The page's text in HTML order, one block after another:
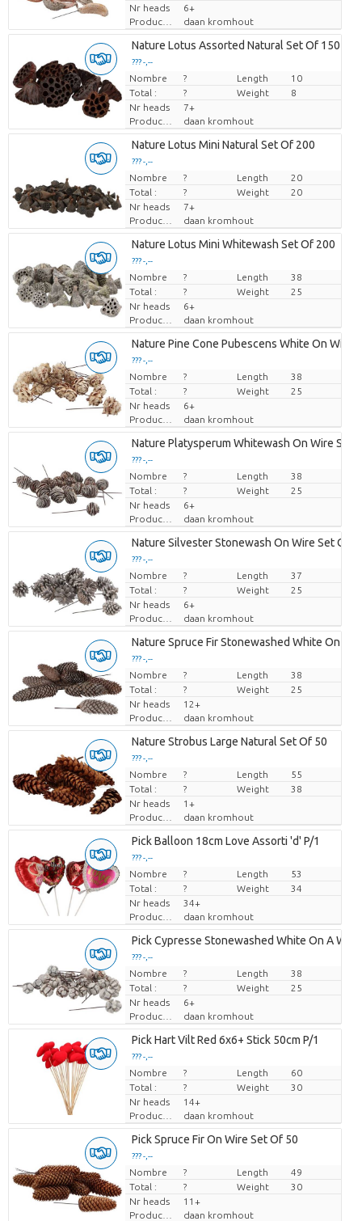
Nr heads
6+
Producteur
daan kromhout
Nature Lotus Assorted Natural Set Of 150
??? -,--
Prix par pièce
Nombre ? Length
10
Total :
? Weight
8
Nr heads
7+
Producteur
daan kromhout
Nature Lotus Mini Natural Set Of 200
??? -,--
Prix par pièce
Nombre ? Length
20
Total :
? Weight
20
Nr heads
7+
Producteur
daan kromhout
Nature Lotus Mini Whitewash Set Of 200
??? -,--
Prix par pièce
Nombre ? Length
38
Total :
? Weight
25
Nr heads
6+
Producteur
daan kromhout
Nature Pine Cone Pubescens White On Wire
??? -,--
Prix par pièce
Nombre ? Length
38
Total :
? Weight
25
Nr heads
6+
Producteur
daan kromhout
Nature Platysperum Whitewash On Wire Set
??? -,--
Prix par pièce
Nombre ? Length
38
Total :
? Weight
25
Nr heads
6+
Producteur
daan kromhout
Nature Silvester Stonewash On Wire Set Of
??? -,--
Prix par pièce
Nombre ? Length
37
Total :
? Weight
25
Nr heads
6+
Producteur
daan kromhout
Nature Spruce Fir Stonewashed White On
??? -,--
Prix par pièce
Nombre ? Length
38
Total :
? Weight
25
Nr heads
12+
Producteur
daan kromhout
Nature Strobus Large Natural Set Of 50
??? -,--
Prix par pièce
Nombre ? Length
55
Total :
? Weight
38
Nr heads
1+
Producteur
daan kromhout
Pick Balloon 18cm Love Assorti 'd' P/1
??? -,--
Prix par pièce
Nombre ? Length
53
Total :
? Weight
34
Nr heads
34+
Producteur
daan kromhout
Pick Cypresse Stonewashed White On A
??? -,--
Prix par pièce
Nombre ? Length
38
Total :
? Weight
25
Nr heads
6+
Producteur
daan kromhout
Pick Hart Vilt Red 6x6+ Stick 50cm P/1
??? -,--
Prix par pièce
Nombre ? Length
60
Total :
? Weight
30
Nr heads
14+
Producteur
daan kromhout
Pick Spruce Fir On Wire Set Of 50
??? -,--
Prix par pièce
Nombre ? Length
49
Total :
? Weight
30
Nr heads
11+
Producteur
daan kromhout